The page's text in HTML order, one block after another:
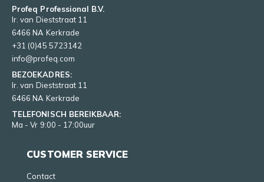
Profeq Professional B.V.
Ir. van Dieststraat 11
6466 NA Kerkrade
+31 (0)45 5723142
info@profeq.com
BEZOEKADRES:
Ir. van Dieststraat 11
6466 NA Kerkrade
TELEFONISCH BEREIKBAAR:
Ma - Vr 9:00 - 17:00uur
CUSTOMER SERVICE
Contact